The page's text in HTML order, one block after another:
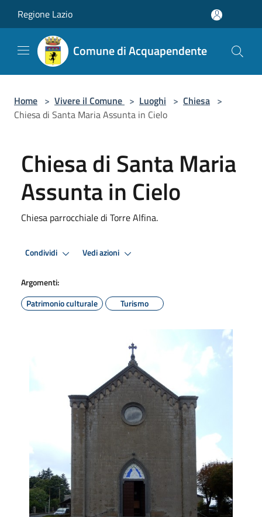
Regione Lazio
Comune di Acquapendente
Home > Vivere il Comune > Luoghi > Chiesa >
Chiesa di Santa Maria Assunta in Cielo
Chiesa di Santa Maria
Assunta in Cielo
Chiesa parrocchiale di Torre Alfina.
Condividi Vedi azioni
Argomenti:
Patrimonio culturale
Turismo